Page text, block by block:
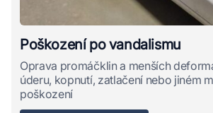
Poškození po vandalismu
Oprava promáčklin a menších
úderu, kopnutí, zatlačení nebo jiném
poškození